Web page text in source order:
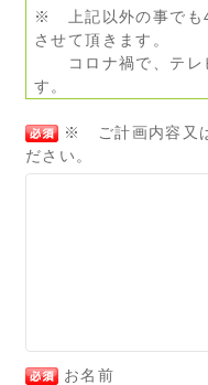
※ 上記以外の事でも
させて頂きます。
コロナ禍で、テレ
す。
※ ご計画内容又
ださい。
お名前